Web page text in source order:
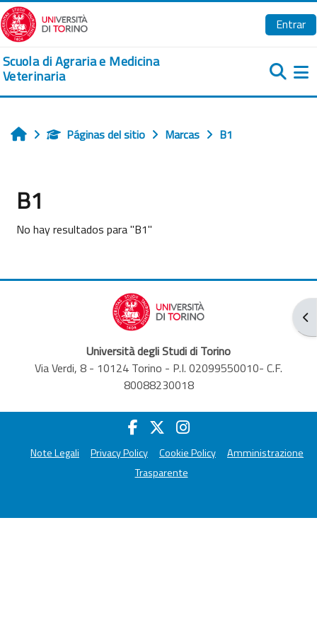
Salta al contenido principal
Entrar
Scuola di Agraria e Medicina
Veterinaria
InicioPáginas del sitio Marcas B1
B1
No hay resultados para "B1"
Università degli Studi di Torino
Via Verdi, 8 - 10124 Torino - P.I. 02099550010- C.F.
80088230018
Note Legali Privacy Policy Cookie Policy
Amministrazione
Trasparente